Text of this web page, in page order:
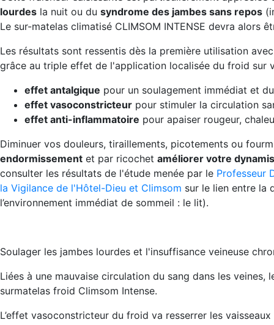
lourdes la nuit ou du syndrome des jambes sans repos
Le sur-matelas climatisé CLIMSOM INTENSE devra alors
Les résultats sont ressentis dès la première utilisation
grâce au triple effet de l'application localisée du froid sur
effet antalgique pour un soulagement immédiat et
effet vasoconstricteur pour stimuler la circulation
effet anti-inflammatoire pour apaiser rougeur,
Diminuer vos douleurs, tiraillements, picotements ou
endormissement et par ricochet améliorer votre
consulter les résultats de l'étude menée par le Professeur
la Vigilance de l'Hôtel-Dieu et Climsom sur le lien entre la
l’environnement immédiat de sommeil : le lit).
Soulager les jambes lourdes et l'insuffisance veineuse
Liées à une mauvaise circulation du sang dans les veines,
surmatelas froid Climsom Intense.
L’effet vasoconstricteur du froid va resserrer les